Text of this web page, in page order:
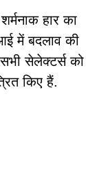
हार का
में बदलाव की
सेलेक्टर्स को
किए हैं.